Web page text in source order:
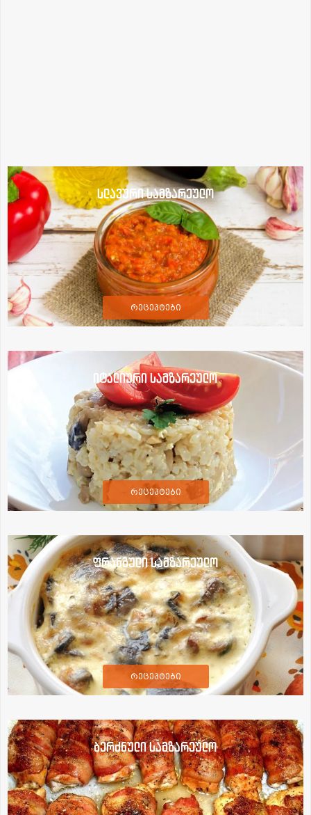
სლავური სამზარეულო
რეცეპტები
იტალიური სამზარეულო
რეცეპტები
ფრანგული სამზარეულო
რეცეპტები
ბერძნული სამზარეულო